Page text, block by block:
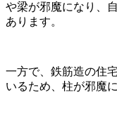
や梁が邪魔になり、
あります。
一方で、鉄筋造の住
いるため、柱が邪魔